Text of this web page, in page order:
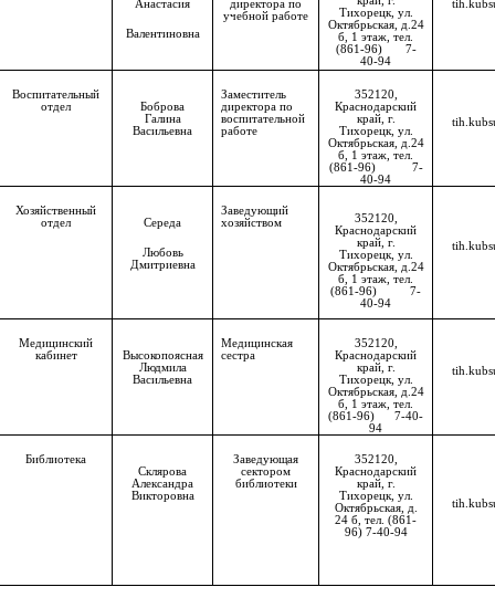
Анастасия
Валентиновна
директора по
учебной работе
Тихорецк, ул.
Октябрьская, д.24
б, 1 этаж, тел.
(861-96) 7-
40-94
Воспитательный
отдел
Боброва
Галина
Васильевна
Заместитель
директора по
воспитательной
работе
352120,
Краснодарский
край, г.
Тихорецк, ул.
Октябрьская, д.24
б, 1 этаж, тел.
(861-96) 7-
40-94
Хозяйственный
отдел
Середа
Любовь
Дмитриевна
Заведующий
хозяйством
352120,
Краснодарский
край, г.
Тихорецк, ул.
Октябрьская, д.24
б, 1 этаж, тел.
(861-96) 7-
40-94
Медицинский
кабинет
Высокопоясная
Людмила
Васильевна
Медицинская
сестра
352120,
Краснодарский
край, г.
Тихорецк, ул.
Октябрьская, д.24
б, 1 этаж, тел.
(861-96) 7-40-
94
Библиотека
Склярова
Александра
Викторовна
Заведующая
сектором
библиотеки
352120,
Краснодарский
край, г.
Тихорецк, ул.
Октябрьская, д.
24 б, тел. (861-
96) 7-40-94